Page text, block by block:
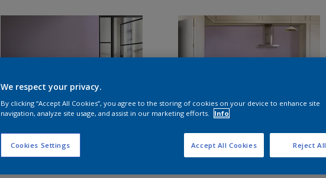
We respect your privacy.
By clicking “Accept All Cookies”, you agree to the storing of cookies on your device to enhance site
navigation, analyze site usage, and assist in our marketing efforts.
Info
Cookies Settings Reject All
Accept All Cookies